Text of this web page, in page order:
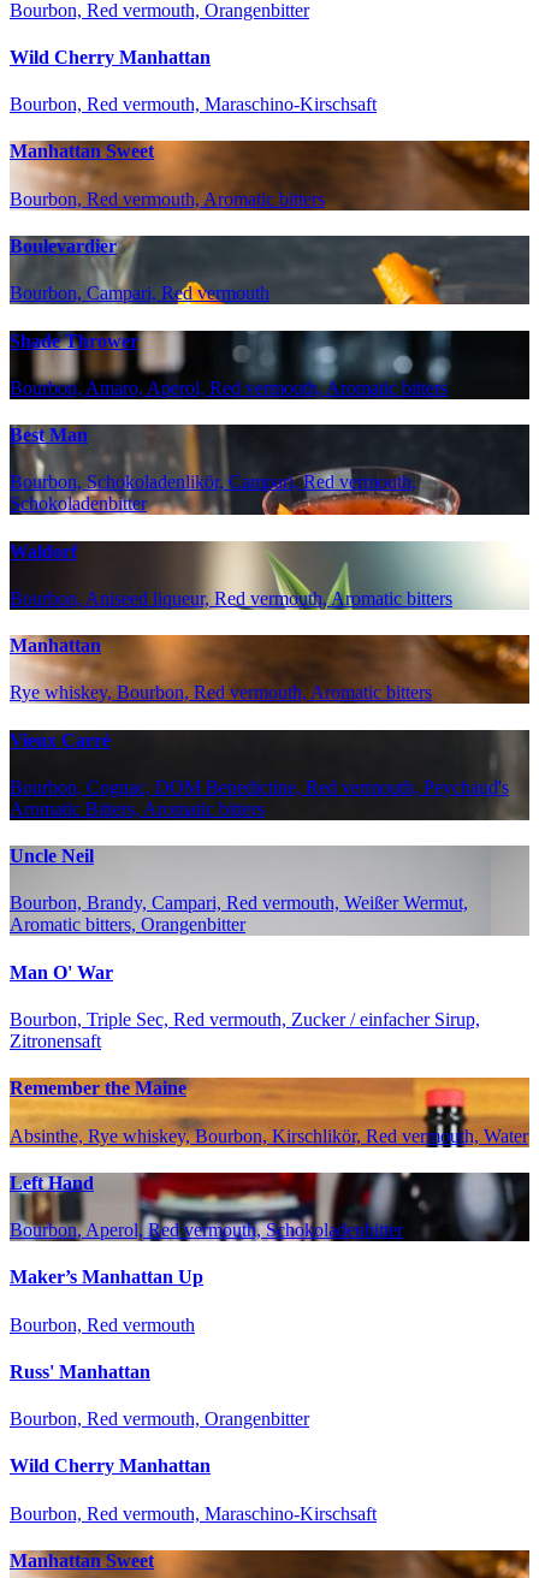
Bourbon, Red vermouth, Orangenbitter
Wild Cherry Manhattan
Bourbon, Red vermouth, Maraschino-Kirschsaft
Manhattan Sweet
Bourbon, Red vermouth, Aromatic bitters
Boulevardier
Bourbon, Campari, Red vermouth
Shade Thrower
Bourbon, Amaro, Aperol, Red vermouth, Aromatic bitters
Best Man
Bourbon, Schokoladenlikör, Campari, Red vermouth,
Schokoladenbitter
Waldorf
Bourbon, Aniseed liqueur, Red vermouth, Aromatic bitters
Manhattan
Rye whiskey, Bourbon, Red vermouth, Aromatic bitters
Vieux Carré
Bourbon, Cognac, DOM Benedictine, Red vermouth, Peychaud's
Aromatic Bitters, Aromatic bitters
Uncle Neil
Bourbon, Brandy, Campari, Red vermouth, Weißer Wermut,
Aromatic bitters, Orangenbitter
Man O' War
Bourbon, Triple Sec, Red vermouth, Zucker / einfacher Sirup,
Zitronensaft
Remember the Maine
Absinthe, Rye whiskey, Bourbon, Kirschlikör, Red vermouth, Water
Left Hand
Bourbon, Aperol, Red vermouth, Schokoladenbitter
Maker’s Manhattan Up
Bourbon, Red vermouth
Russ' Manhattan
Bourbon, Red vermouth, Orangenbitter
Wild Cherry Manhattan
Bourbon, Red vermouth, Maraschino-Kirschsaft
Manhattan Sweet